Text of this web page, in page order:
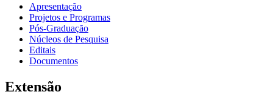
Apresentação
Projetos e Programas
Pós-Graduação
Núcleos de Pesquisa
Editais
Documentos
Extensão